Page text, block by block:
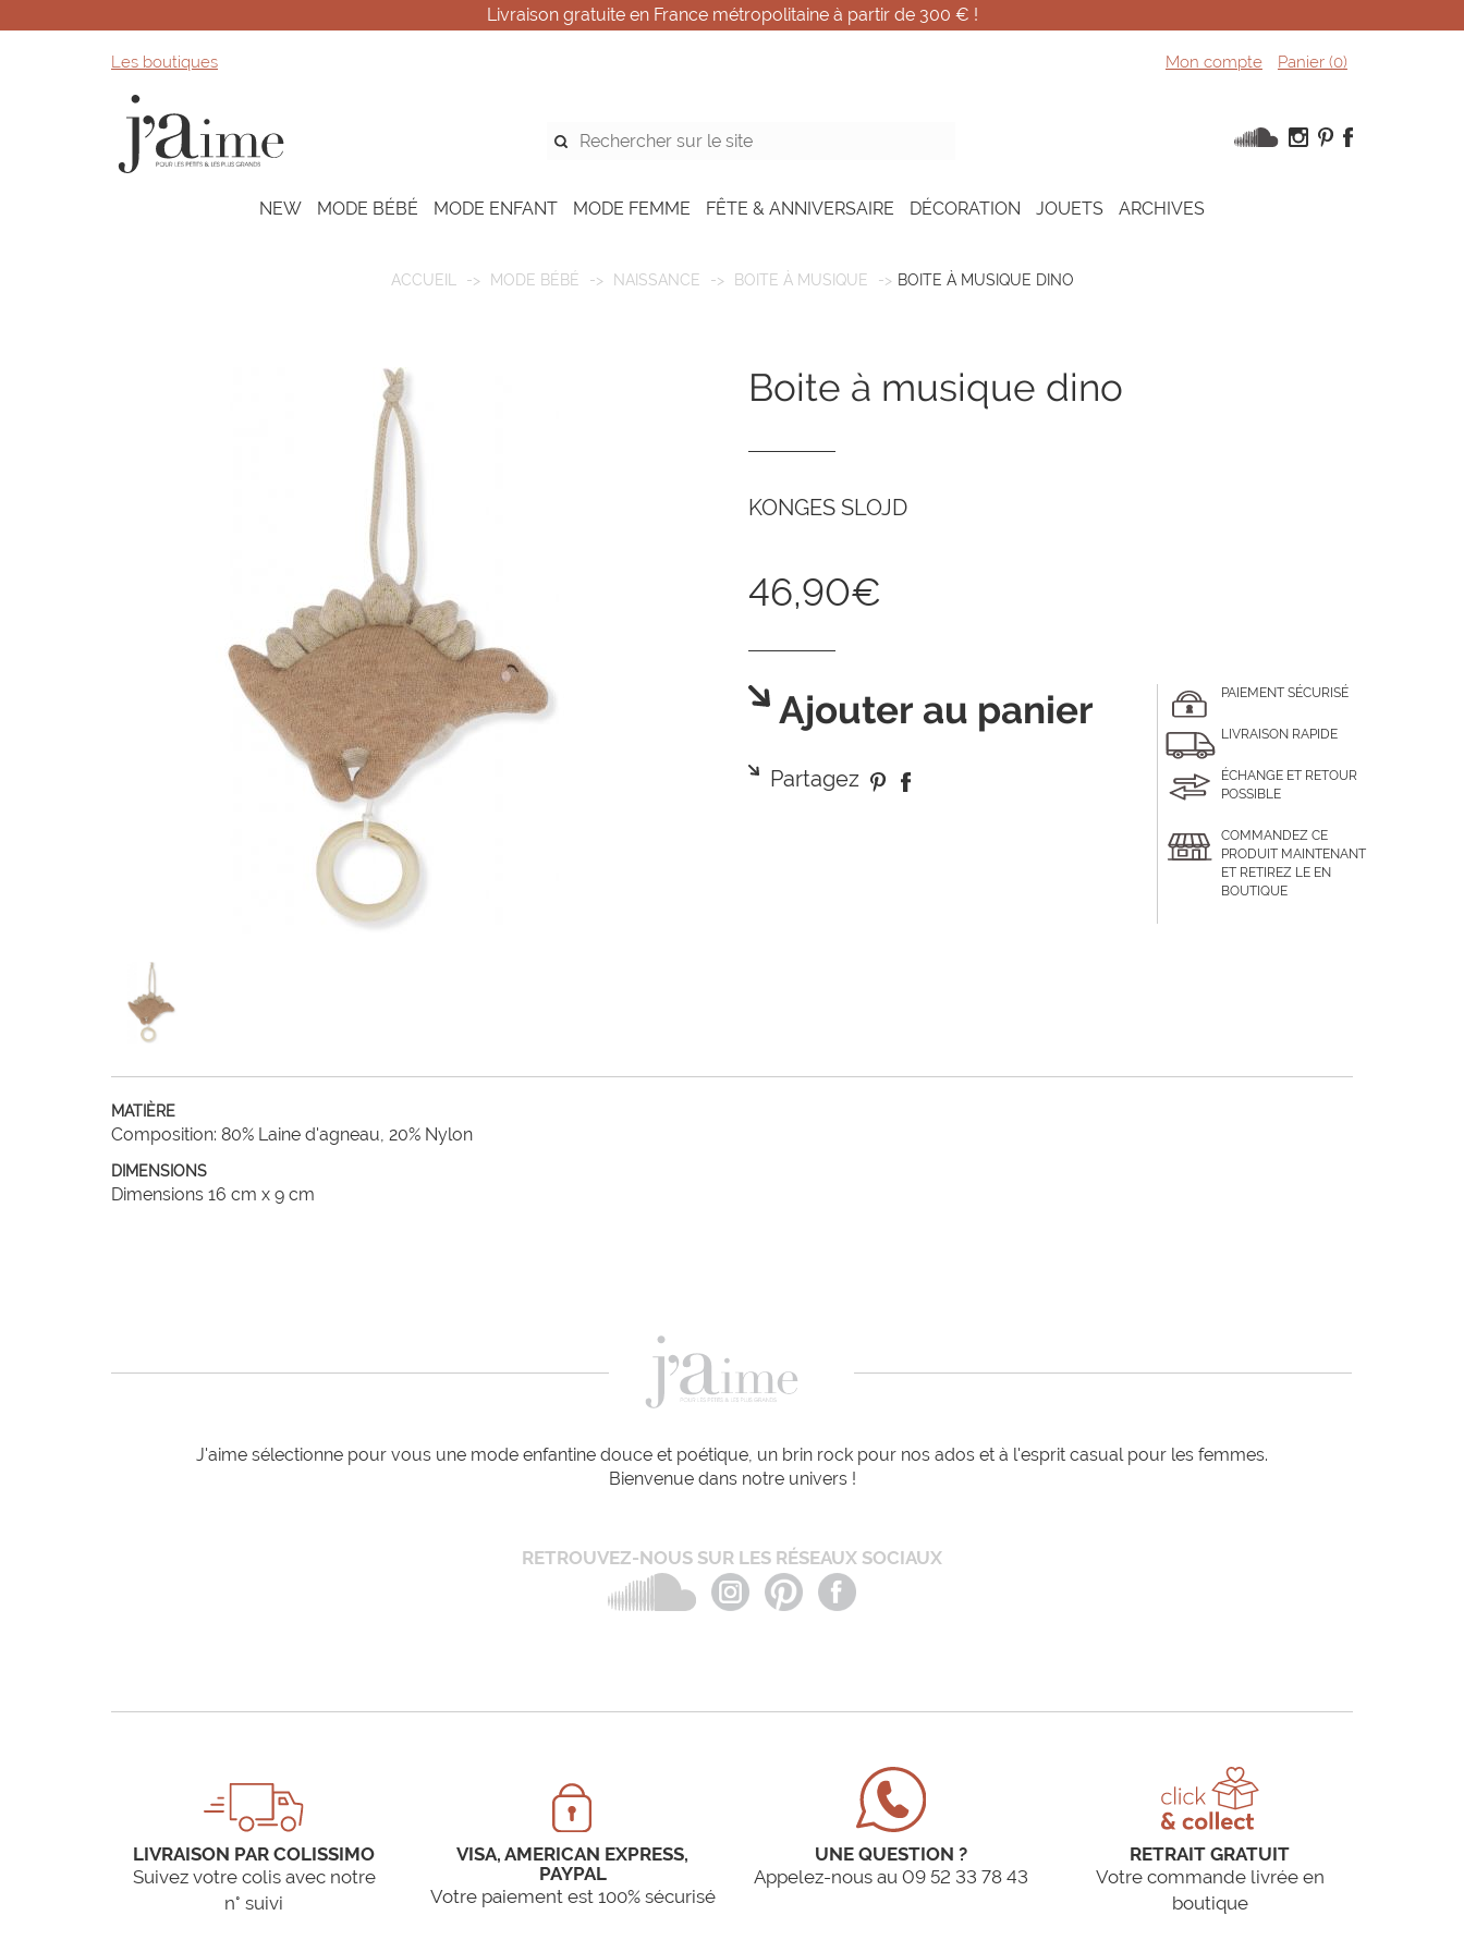
Livraison gratuite en France métropolitaine à partir de 300 € !
Les boutiques Mon compte Panier (0)
NEW MODE BÉBÉ MODE ENFANT MODE FEMME FÊTE & ANNIVERSAIRE DÉCORATION JOUETS ARCHIVES
ACCUEIL MODE BÉBÉ NAISSANCE BOITE À MUSIQUE BOITE À MUSIQUE DINO
boite à musique dino
KONGES SLOJD
46,90€
Ajouter au panier
Partagez
PAIEMENT SÉCURISÉ
LIVRAISON RAPIDE
ÉCHANGE ET RETOUR
POSSIBLE
COMMANDEZ CE
PRODUIT MAINTENANT
ET RETIREZ LE EN
BOUTIQUE
MATIÈRE
Composition: 80% Laine d'agneau, 20% Nylon
DIMENSIONS
Dimensions 16 cm x 9 cm
J'aime sélectionne pour vous une mode enfantine douce et poétique, un brin rock pour nos ados et à l'esprit casual pour les femmes.
Bienvenue dans notre univers !
RETROUVEZ-NOUS SUR LES RÉSEAUX SOCIAUX
LIVRAISON PAR COLISSIMO
Suivez votre colis avec notre
n° suivi
VISA, AMERICAN EXPRESS,
PAYPAL
Votre paiement est 100% sécurisé
UNE QUESTION ?
Appelez-nous au 09 52 33 78 43
RETRAIT GRATUIT
Votre commande livrée en
boutique